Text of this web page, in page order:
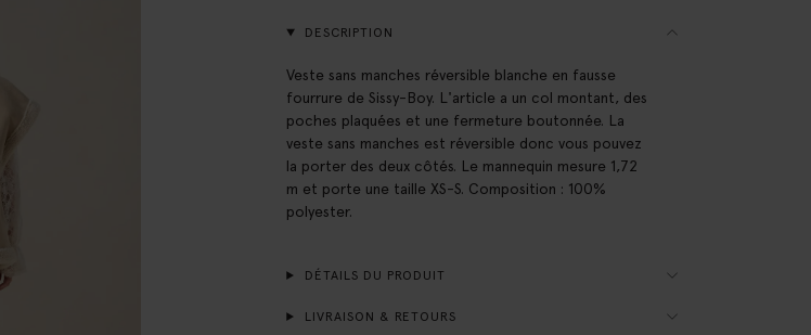
DESCRIPTION
Veste sans manches réversible blanche en fausse
fourrure de Sissy-Boy. L'article a un col montant, des
poches plaquées et une fermeture boutonnée. La
veste sans manches est réversible donc vous pouvez
la porter des deux côtés. Le mannequin mesure 1,72
m et porte une taille XS-S. Composition : 100%
polyester.
DÉTAILS DU PRODUIT
LIVRAISON & RETOURS